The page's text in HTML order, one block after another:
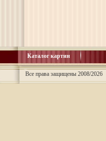
Каталог картин
Все права защищены 2008/2026